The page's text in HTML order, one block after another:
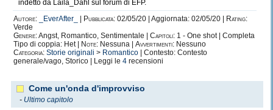
indetto da Laila_Dahl sul forum di EFP.
Autore:
_EverAfter_ Pubblicata: 02/05/20 | Aggiornata: 02/05/20 |
Rating:
Verde
Genere:Angst, Romantico, Sentimentale | Capitoli: 1 - One shot | Completa
Tipo di coppia: Het |
Note: Nessuna | Avvertimenti: Nessuno
Categoria: Storie originali > Romantico | Contesto: Contesto
generale/vago, Storico | Leggi le 4 recensioni
Come un'onda d'improvviso
- Ultimo capitolo